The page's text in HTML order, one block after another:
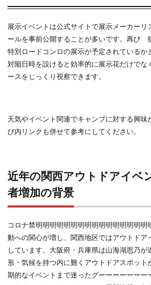
展示イベントは公式サイトで展示メーカーリ
ールを事前公開することが多いです。再び
特別ロードコンロの展示が予定されているか
対陥日時を設けると効率的に展示花だけでな
ースをじっくり視察できます。
天気やイベント関連でキャンプに対する興味
び内リンクも併せて参考にしてください。
近年の関西アウトドアイベ
者増加の背景
コロナ禁明明明明明明明明明明明明明明明明
動への関心が増し、関西地区ではアウトドア
しています。大阪府・兵庫県は山海湖思乃が
形・気候を持つ内に難くアウトドアスポット
期的なイベントまで迷ったグーーーーーーー